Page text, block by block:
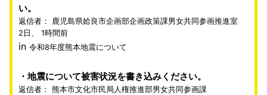
い。
返信者：
鹿児島県姶良市企画部企画政策課男女共同参画推進室
2日、 1時間前
in 令和8年度熊本地震について
地震について被害状況を書き込みください。
返信者： 熊本市文化市民局人権推進部男女共同参画課